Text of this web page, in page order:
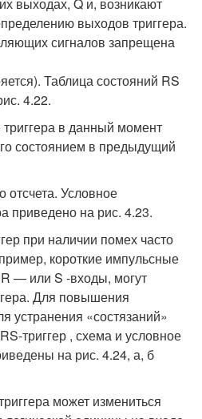
выходах, Q и, возникают
выходов триггера.
сигналов запрещена
Таблица состояний RS
4.22.
в данный момент
состоянием в предыдущий
отсчета. Условное
приведено на рис. 4.23.
при наличии помех часто
короткие импульсные
— или S -входы, могут
Для повышения
устранения «состязаний»
триггер , схема и условное
на рис. 4.24, а, б
может измениться